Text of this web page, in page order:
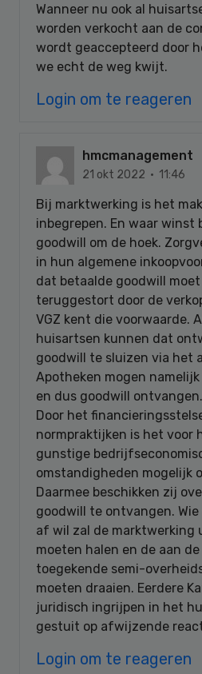
Wanneer nu ook al
worden verkocht aan de
wordt geaccepteerd door
we echt de weg kwijt.
Login om te reageren
hmcmanagement
21 okt 2022 · 11:46
Bij marktwerking is het
inbegrepen. En waar winst
goodwill om de hoek.
in hun algemene
dat betaalde goodwill
teruggestort door de
VGZ kent die voorwaarde.
huisartsen kunnen dat
goodwill te sluizen via het
Apotheken mogen
en dus goodwill ontvangen.
Door het
normpraktijken is het voor
gunstige
omstandigheden mogelijk
Daarmee beschikken zij
goodwill te ontvangen.
af wil zal de marktwerking
moeten halen en de aan
toegekende semi-
moeten draaien. Eerdere
juridisch ingrijpen in het
gestuit op afwijzende
Login om te reageren